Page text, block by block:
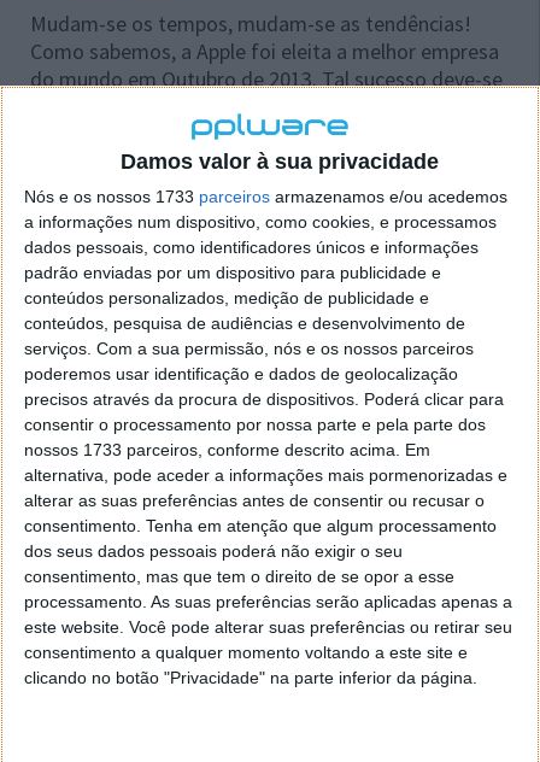
Damos valor à sua privacidade
Nós e os nossos 1733 parceiros armazenamos e/ou acedemos
a informações num dispositivo, como cookies, e processamos
dados pessoais, como identificadores únicos e informações
padrão enviadas por um dispositivo para publicidade e
conteúdos personalizados, medição de publicidade e
conteúdos, pesquisa de audiências e desenvolvimento de
serviços. Com a sua permissão, nós e os nossos parceiros
poderemos usar identificação e dados de geolocalização
precisos através da procura de dispositivos. Poderá clicar para
consentir o processamento por nossa parte e pela parte dos
nossos 1733 parceiros, conforme descrito acima. Em
alternativa, pode aceder a informações mais pormenorizadas e
alterar as suas preferências antes de consentir ou recusar o
consentimento. Tenha em atenção que algum processamento
dos seus dados pessoais poderá não exigir o seu
consentimento, mas que tem o direito de se opor a esse
processamento. As suas preferências serão aplicadas apenas a
este website. Você pode alterar suas preferências ou retirar seu
consentimento a qualquer momento voltando a este site e
clicando no botão "Privacidade" na parte inferior da página.
Mudam-se os tempos, mudam-se as tendências!
Como sabemos, a Apple foi eleita a melhor empresa
do mundo em Outubro de 2013. Tal sucesso deve-se
em grande parte ao próprio sucesso do iPhone, um
dispositivo móvel “criado” por Steve Jobs, com um
ecrã de reduzidas dimensões e com um valor acima
do "normal".
Mas, documentos internos da Apple revelam que o
mercado dos dispositivos móveis com ecrã pequenos
está em queda e por essa razão a Apple tem vindo a
“seguir a concorrência”.